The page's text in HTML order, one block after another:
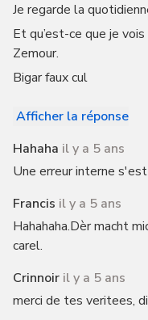
Je regarde la
Et qu’est-ce que je
Zemour.
Bigar faux cul
Afficher la réponse
Hahaha il y a 5 ans
Une erreur interne
Francis il y a 5 ans
Hahahaha.Dèr macht
carel.
Crinnoir il y a 5 ans
merci de tes veritees,